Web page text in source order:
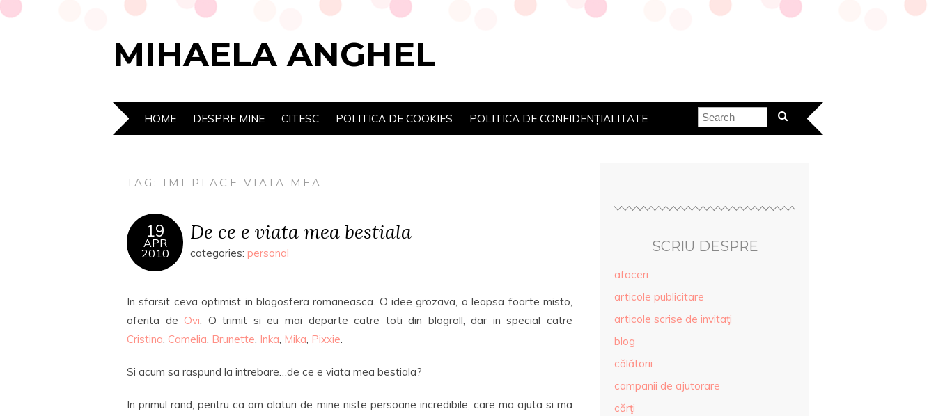
MIHAELA ANGHEL
HOME DESPRE MINE CITESC POLITICA DE COOKIES POLITICA DE CONFIDENȚIALITATE
TAG: IMI PLACE VIATA MEA
19
APR
2010
De ce e viata mea bestiala
categories: personal
In sfarsit ceva optimist in blogosfera romaneasca. O idee grozava, o leapsa foarte misto,
oferita deOvi. O trimit si eu mai departe catre toti din blogroll, dar in special catre
Cristina, Camelia, Brunette, Inka, Mika, Pixxie.
Si acum sa raspund la intrebare…de ce e viata mea bestiala?
In primul rand, pentru ca am alaturi de mine niste persoane incredibile, care ma ajuta si ma
SCRIU DESPRE
afaceri
articole publicitare
articole scrise de invitaţi
blog
călătorii
campanii de ajutorare
cărţi